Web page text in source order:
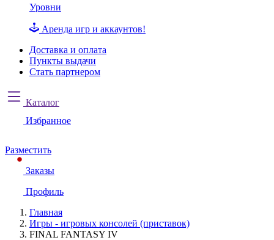
Уровни
Аренда игр и аккаунтов!
Доставка и оплата
Пункты выдачи
Стать партнером
Каталог
Избранное
Разместить
Заказы
Профиль
Главная
Игры - игровых консолей (приставок)
FINAL FANTASY IV